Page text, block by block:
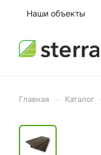
Наши объекты
Главная Каталог